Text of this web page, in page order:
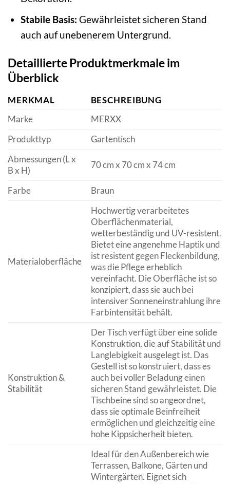
Stabile Basis: Gewährleistet sicheren Stand
auch auf unebenerem Untergrund.
Detaillierte Produktmerkmale im
Überblick
MERKMAL
BESCHREIBUNG
Marke
MERXX
Produkttyp
Gartentisch
Abmessungen (L x
B x H)
70 cm x 70 cm x 74 cm
Farbe Braun
Materialoberfläche
Hochwertig verarbeitetes
Oberflächenmaterial,
wetterbeständig und UV-resistent.
Bietet eine angenehme Haptik und
ist resistent gegen Fleckenbildung,
was die Pflege erheblich
vereinfacht. Die Oberfläche ist so
konzipiert, dass sie auch bei
intensiver Sonneneinstrahlung ihre
Farbintensität behält.
Konstruktion &
Stabilität
Der Tisch verfügt über eine solide
Konstruktion, die auf Stabilität und
Langlebigkeit ausgelegt ist. Das
Gestell ist so konstruiert, dass es
auch bei voller Beladung einen
sicheren Stand gewährleistet. Die
Tischbeine sind so angeordnet,
dass sie optimale Beinfreiheit
ermöglichen und gleichzeitig eine
hohe Kippsicherheit bieten.
Ideal für den Außenbereich wie
Terrassen, Balkone, Gärten und
Wintergärten. Eignet sich